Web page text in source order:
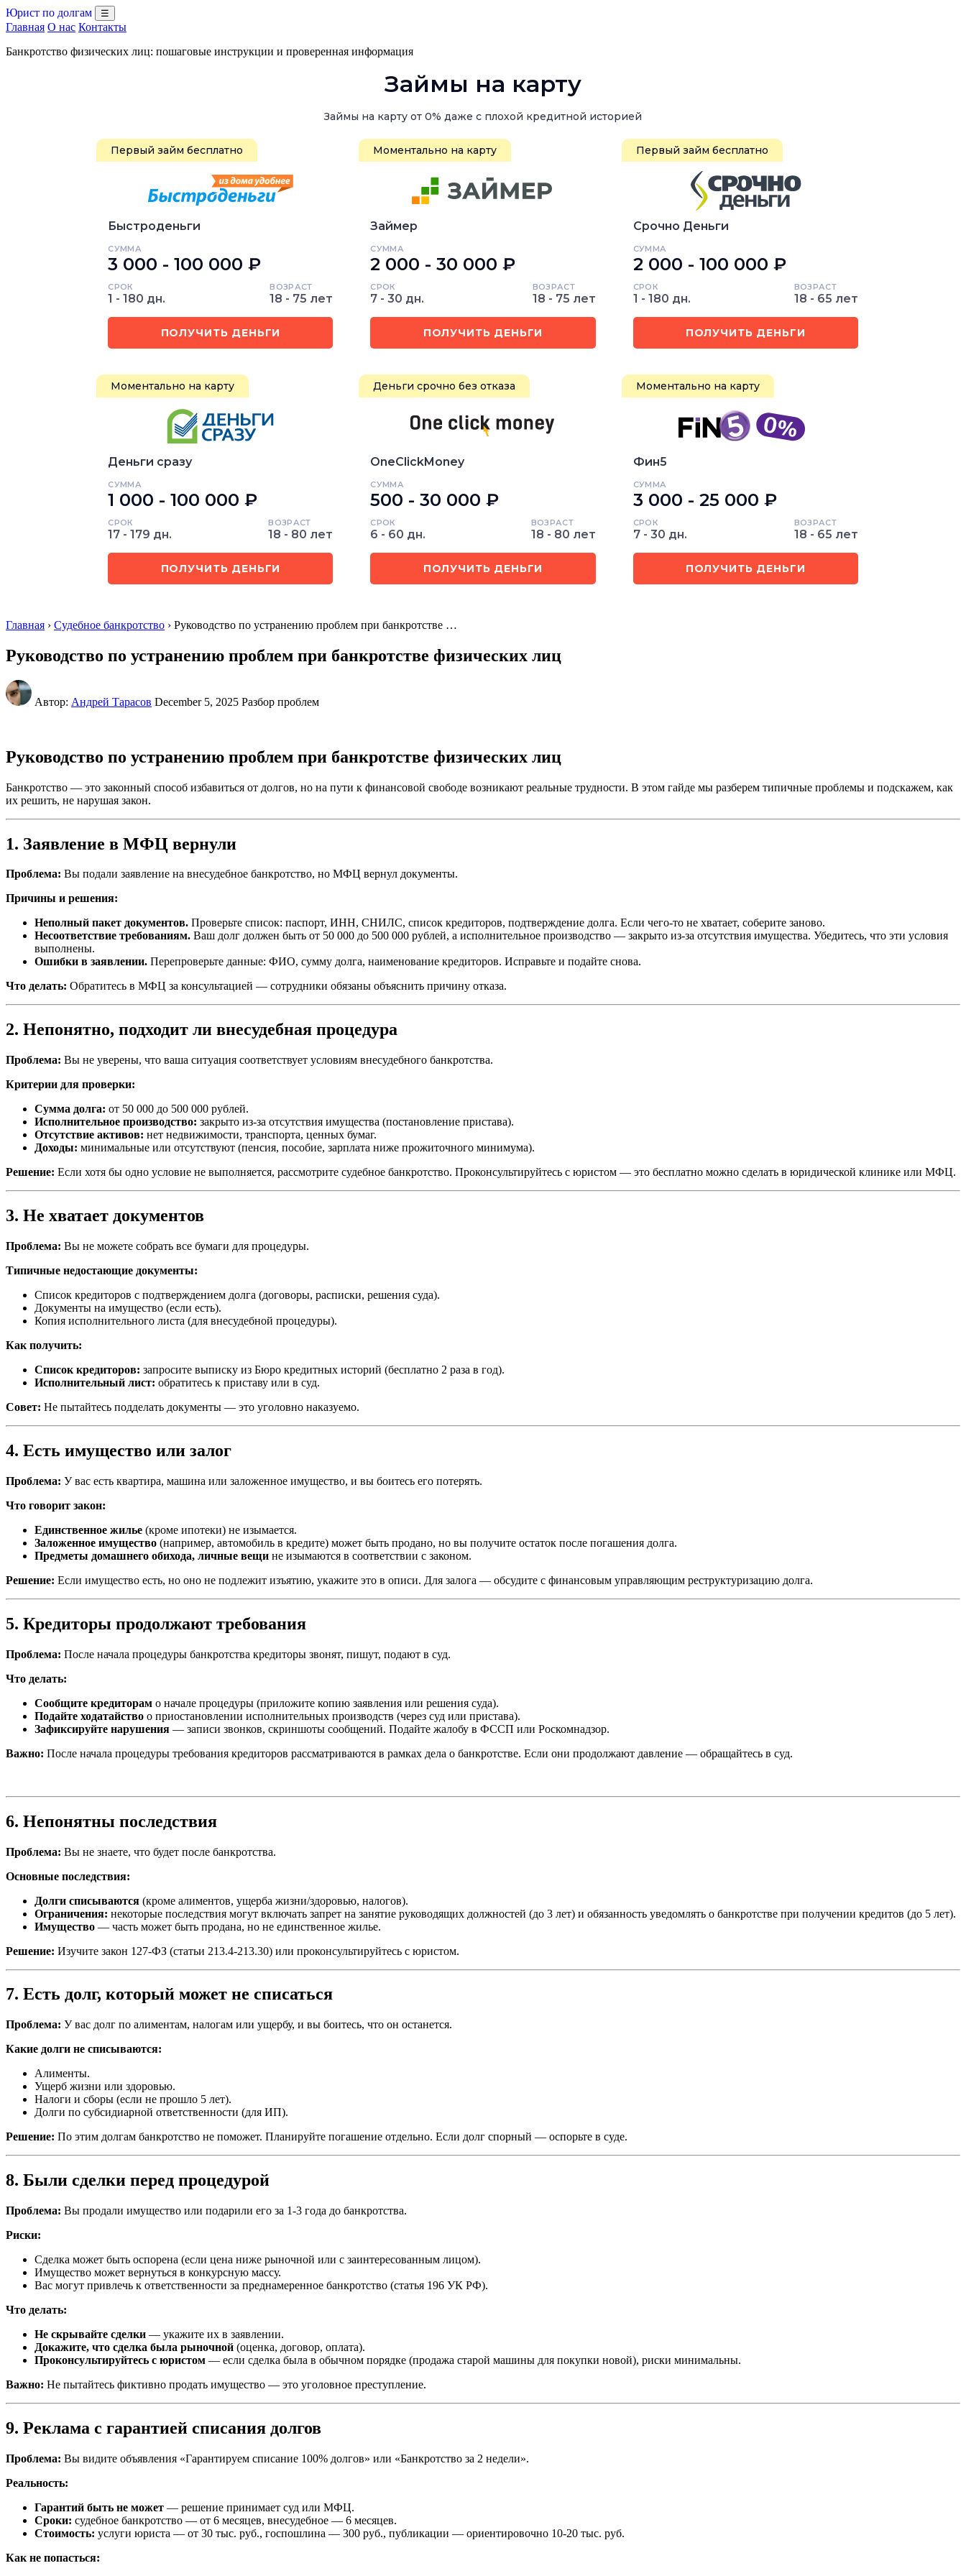
Юрист по долгам ☰
Главная О нас Контакты
Банкротство физических лиц: пошаговые инструкции и проверенная информация
Займы на карту
Займы на карту от 0% даже с плохой кредитной историей
Первый займ бесплатно
Быстроденьги
СУММА
3 000 - 100 000 ₽
СРОК
1 - 180 дн.
ВОЗРАСТ
18 - 75 лет
ПОЛУЧИТЬ ДЕНЬГИ
Моментально на карту
Займер
СУММА
2 000 - 30 000 ₽
СРОК
7 - 30 дн.
ВОЗРАСТ
18 - 75 лет
ПОЛУЧИТЬ ДЕНЬГИ
Первый займ бесплатно
Срочно Деньги
СУММА
2 000 - 100 000 ₽
СРОК
1 - 180 дн.
ВОЗРАСТ
18 - 65 лет
ПОЛУЧИТЬ ДЕНЬГИ
Моментально на карту
Деньги сразу
СУММА
1 000 - 100 000 ₽
СРОК
17 - 179 дн.
ВОЗРАСТ
18 - 80 лет
ПОЛУЧИТЬ ДЕНЬГИ
Деньги срочно без отказа
OneClickMoney
СУММА
500 - 30 000 ₽
СРОК
6 - 60 дн.
ВОЗРАСТ
18 - 80 лет
ПОЛУЧИТЬ ДЕНЬГИ
Моментально на карту
Фин5
СУММА
3 000 - 25 000 ₽
СРОК
7 - 30 дн.
ВОЗРАСТ
18 - 65 лет
ПОЛУЧИТЬ ДЕНЬГИ
Главная › Судебное банкротство › Руководство по устранению проблем при банкротстве …
Руководство по устранению проблем при банкротстве физических лиц
Автор: Андрей Тарасов December 5, 2025 Разбор проблем
Руководство по устранению проблем при банкротстве физических лиц
Банкротство — это законный способ избавиться от долгов, но на пути к финансовой свободе возникают реальные трудности. В этом гайде мы разберем типичные проблемы и подскажем, как
их решить, не нарушая закон.
1. Заявление в МФЦ вернули
Проблема: Вы подали заявление на внесудебное банкротство, но МФЦ вернул документы.
Причины и решения:
Неполный пакет документов. Проверьте список: паспорт, ИНН, СНИЛС, список кредиторов, подтверждение долга. Если чего-то не хватает, соберите заново.
Несоответствие требованиям. Ваш долг должен быть от 50 000 до 500 000 рублей, а исполнительное производство — закрыто из-за отсутствия имущества. Убедитесь, что эти условия
выполнены.
Ошибки в заявлении. Перепроверьте данные: ФИО, сумму долга, наименование кредиторов. Исправьте и подайте снова.
Что делать: Обратитесь в МФЦ за консультацией — сотрудники обязаны объяснить причину отказа.
2. Непонятно, подходит ли внесудебная процедура
Проблема: Вы не уверены, что ваша ситуация соответствует условиям внесудебного банкротства.
Критерии для проверки:
Сумма долга: от 50 000 до 500 000 рублей.
Исполнительное производство: закрыто из-за отсутствия имущества (постановление пристава).
Отсутствие активов: нет недвижимости, транспорта, ценных бумаг.
Доходы: минимальные или отсутствуют (пенсия, пособие, зарплата ниже прожиточного минимума).
Решение: Если хотя бы одно условие не выполняется, рассмотрите судебное банкротство. Проконсультируйтесь с юристом — это бесплатно можно сделать в юридической клинике или МФЦ.
3. Не хватает документов
Проблема: Вы не можете собрать все бумаги для процедуры.
Типичные недостающие документы:
Список кредиторов с подтверждением долга (договоры, расписки, решения суда).
Документы на имущество (если есть).
Копия исполнительного листа (для внесудебной процедуры).
Как получить:
Список кредиторов: запросите выписку из Бюро кредитных историй (бесплатно 2 раза в год).
Исполнительный лист: обратитесь к приставу или в суд.
Совет: Не пытайтесь подделать документы — это уголовно наказуемо.
4. Есть имущество или залог
Проблема: У вас есть квартира, машина или заложенное имущество, и вы боитесь его потерять.
Что говорит закон:
Единственное жилье (кроме ипотеки) не изымается.
Заложенное имущество (например, автомобиль в кредите) может быть продано, но вы получите остаток после погашения долга.
Предметы домашнего обихода, личные вещи не изымаются в соответствии с законом.
Решение: Если имущество есть, но оно не подлежит изъятию, укажите это в описи. Для залога — обсудите с финансовым управляющим реструктуризацию долга.
5. Кредиторы продолжают требования
Проблема: После начала процедуры банкротства кредиторы звонят, пишут, подают в суд.
Что делать:
Сообщите кредиторам о начале процедуры (приложите копию заявления или решения суда).
Подайте ходатайство о приостановлении исполнительных производств (через суд или пристава).
Зафиксируйте нарушения — записи звонков, скриншоты сообщений. Подайте жалобу в ФССП или Роскомнадзор.
Важно: После начала процедуры требования кредиторов рассматриваются в рамках дела о банкротстве. Если они продолжают давление — обращайтесь в суд.
6. Непонятны последствия
Проблема: Вы не знаете, что будет после банкротства.
Основные последствия:
Долги списываются (кроме алиментов, ущерба жизни/здоровью, налогов).
Ограничения: некоторые последствия могут включать запрет на занятие руководящих должностей (до 3 лет) и обязанность уведомлять о банкротстве при получении кредитов (до 5 лет).
Имущество — часть может быть продана, но не единственное жилье.
Решение: Изучите закон 127-ФЗ (статьи 213.4-213.30) или проконсультируйтесь с юристом.
7. Есть долг, который может не списаться
Проблема: У вас долг по алиментам, налогам или ущербу, и вы боитесь, что он останется.
Какие долги не списываются:
Алименты.
Ущерб жизни или здоровью.
Налоги и сборы (если не прошло 5 лет).
Долги по субсидиарной ответственности (для ИП).
Решение: По этим долгам банкротство не поможет. Планируйте погашение отдельно. Если долг спорный — оспорьте в суде.
8. Были сделки перед процедурой
Проблема: Вы продали имущество или подарили его за 1-3 года до банкротства.
Риски:
Сделка может быть оспорена (если цена ниже рыночной или с заинтересованным лицом).
Имущество может вернуться в конкурсную массу.
Вас могут привлечь к ответственности за преднамеренное банкротство (статья 196 УК РФ).
Что делать:
Не скрывайте сделки — укажите их в заявлении.
Докажите, что сделка была рыночной (оценка, договор, оплата).
Проконсультируйтесь с юристом — если сделка была в обычном порядке (продажа старой машины для покупки новой), риски минимальны.
Важно: Не пытайтесь фиктивно продать имущество — это уголовное преступление.
9. Реклама с гарантией списания долгов
Проблема: Вы видите объявления «Гарантируем списание 100% долгов» или «Банкротство за 2 недели».
Реальность:
Гарантий быть не может — решение принимает суд или МФЦ.
Сроки: судебное банкротство — от 6 месяцев, внесудебное — 6 месяцев.
Стоимость: услуги юриста — от 30 тыс. руб., госпошлина — 300 руб., публикации — ориентировочно 10-20 тыс. руб.
Как не попасться: